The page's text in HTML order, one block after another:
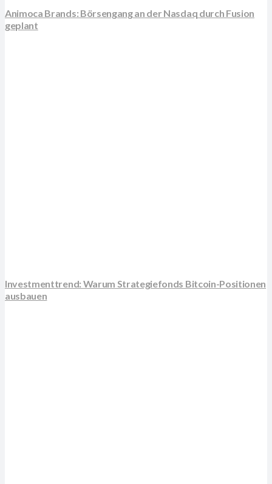
Animoca Brands: Börsengang an der Nasdaq durch Fusion
geplant
Investmenttrend: Warum Strategiefonds Bitcoin-Positionen
ausbauen